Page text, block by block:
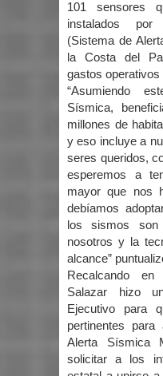
101 sensores
instalados
(Sistema de
la Costa del
gastos operativos
“Asumiendo
Sísmica,
millones de
y eso incluye a
seres queridos,
esperemos a
mayor que nos
debíamos
los sismos
nosotros y la
alcance”
Recalcando
Salazar hizo
Ejecutivo para
pertinentes para
Alerta Sísmica
solicitar a los